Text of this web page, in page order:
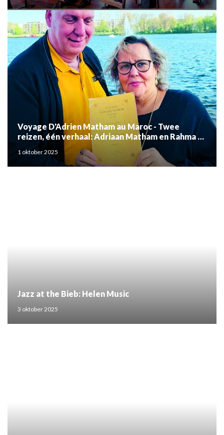
Voyage D'Adrien Matham au Maroc - Twee
reizen, één verhaal: Adriaan Matham en Rahma el
Mouden
1 oktober 2025
Jazz at the Bieb: Helen Music
3 oktober 2025